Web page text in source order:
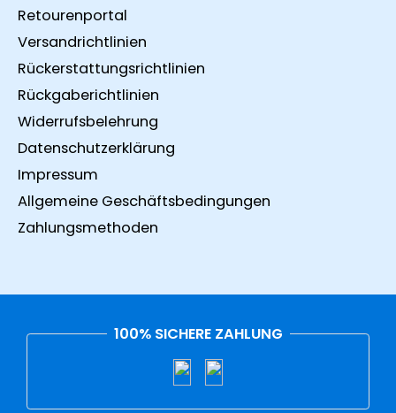
Retourenportal
Versandrichtlinien
Rückerstattungsrichtlinien
Rückgaberichtlinien
Widerrufsbelehrung
Datenschutzerklärung
Impressum
Allgemeine Geschäftsbedingungen
Zahlungsmethoden
100% SICHERE ZAHLUNG